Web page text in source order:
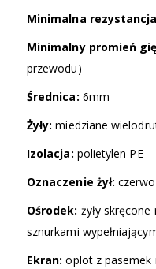
Minimalna
Minimalny promień
przewodu)
Średnica: 6mm
Żyły: miedziane
Izolacja: polietylen PE
Oznaczenie żył:
Ośrodek: żyły
sznurkami
Ekran: oplot z pasemek